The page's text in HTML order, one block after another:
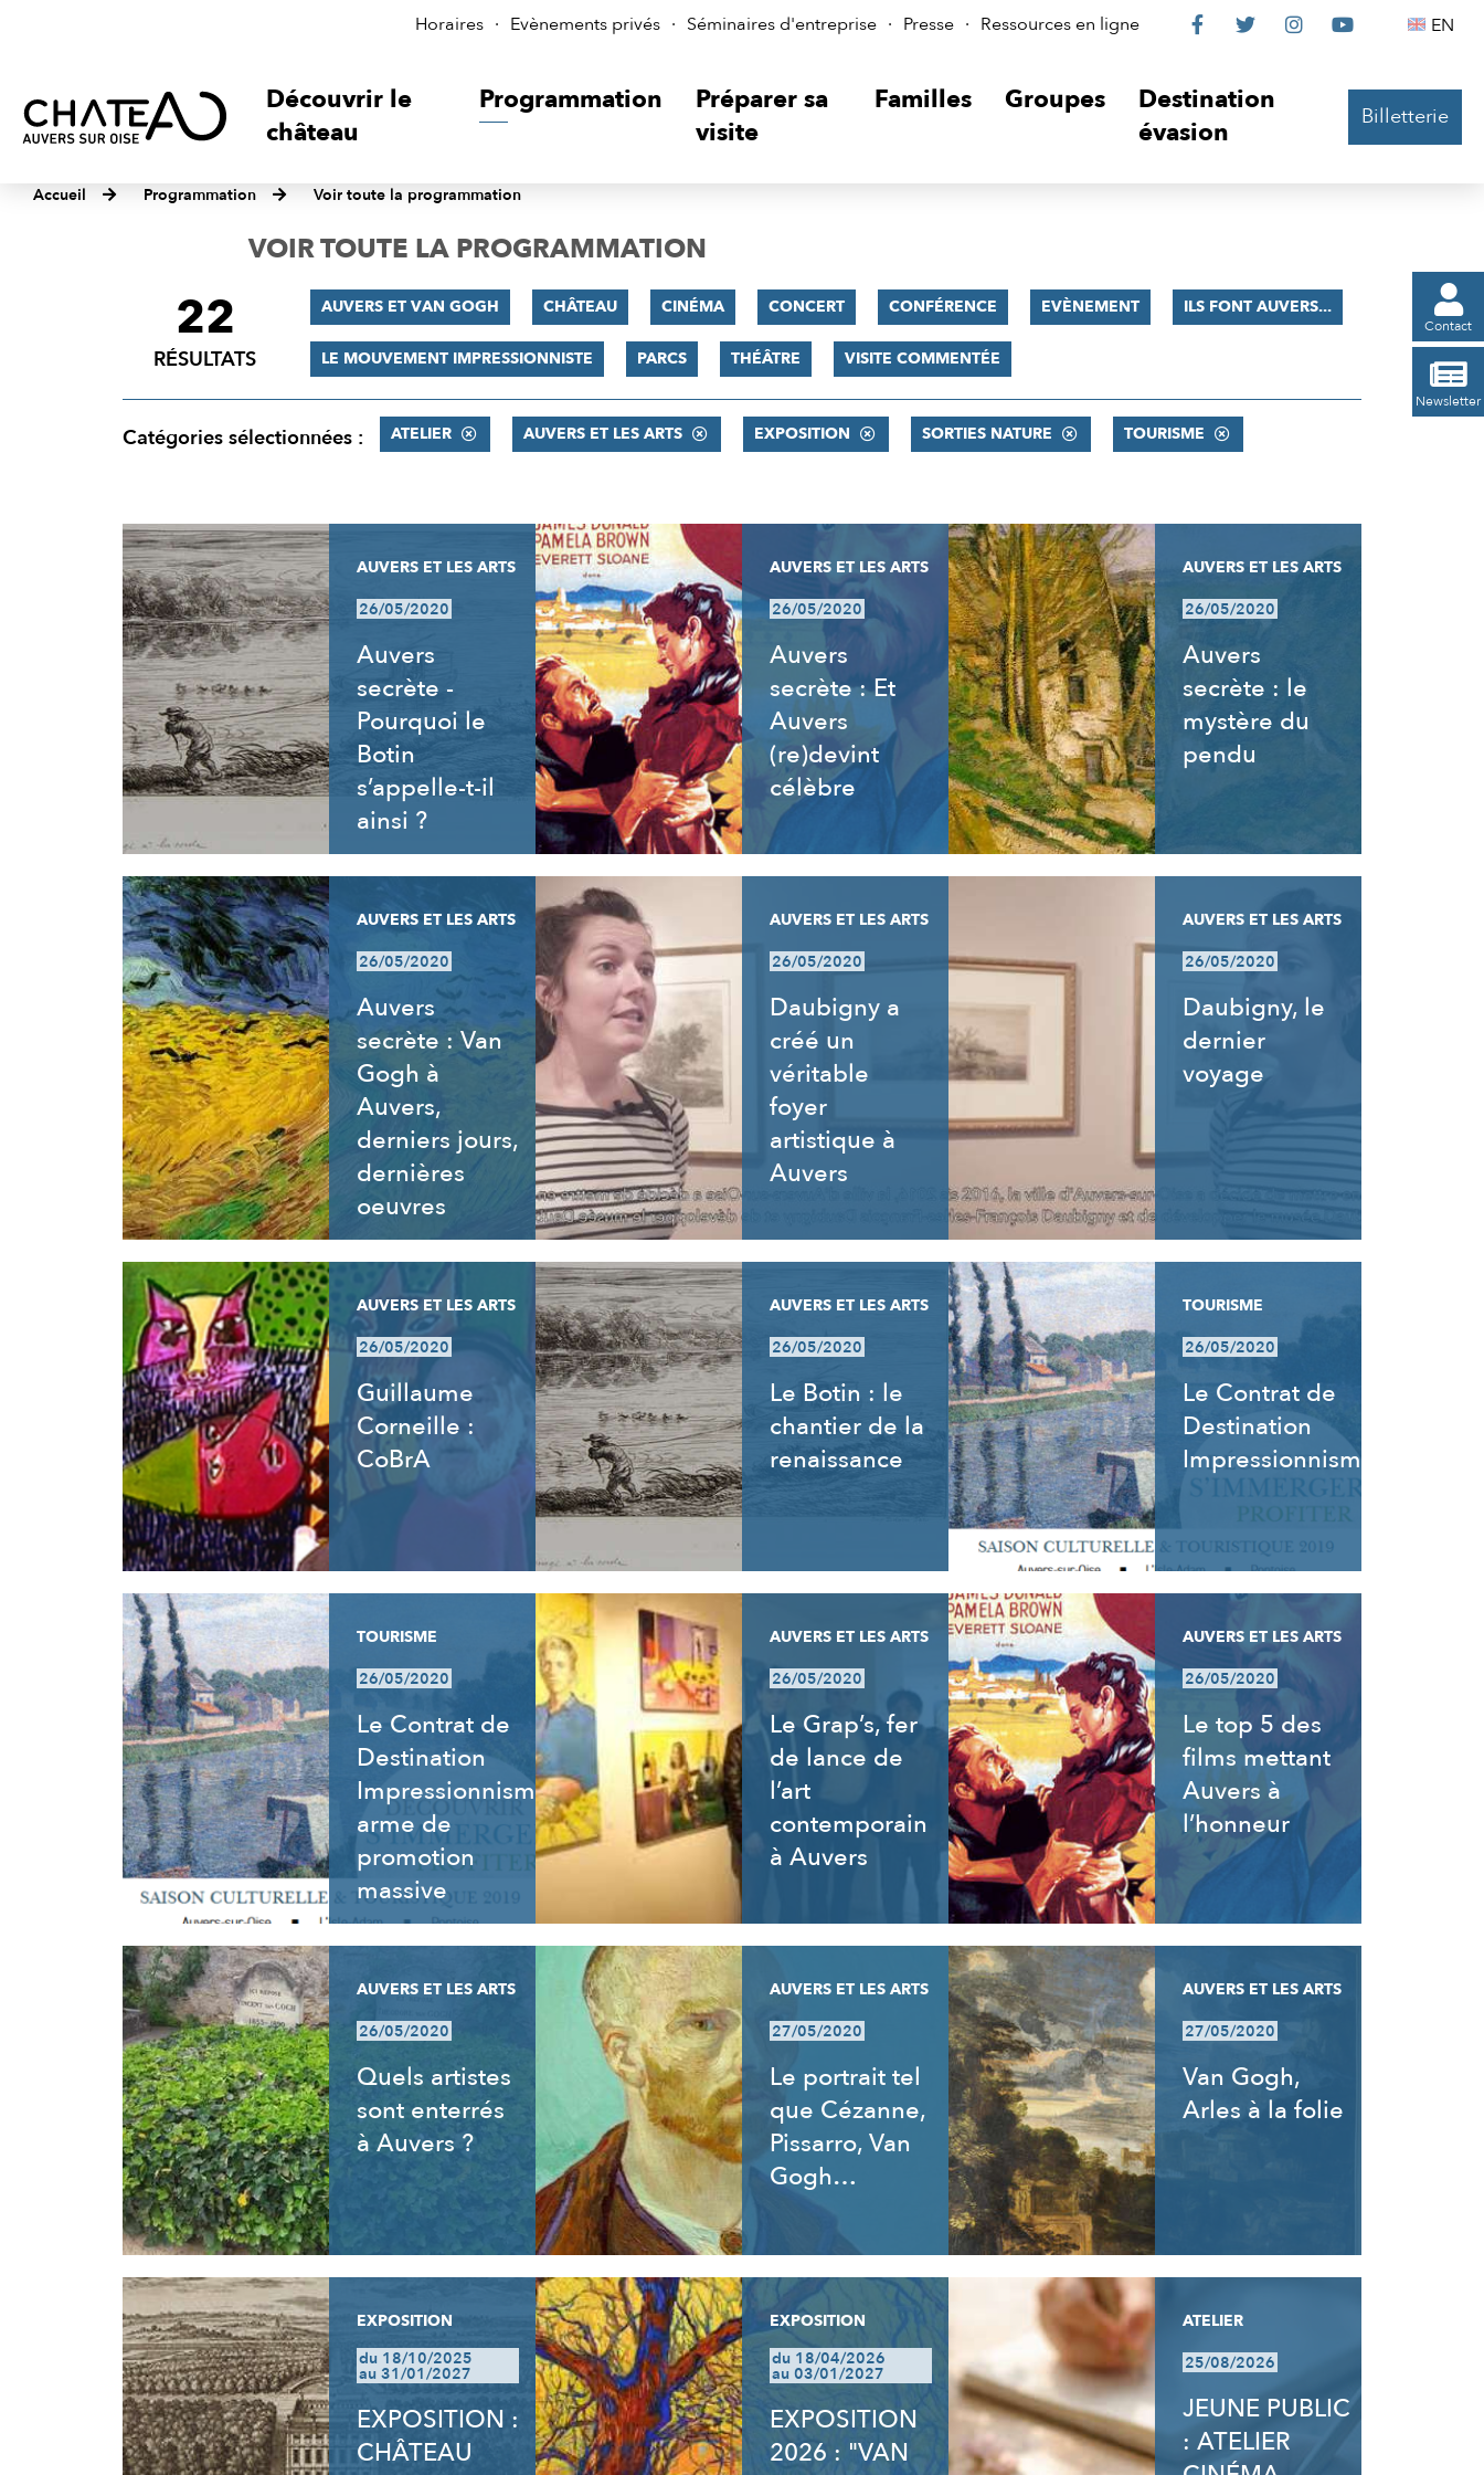
Horaires Evènements privés Séminaires d'entreprise Presse Ressources en ligne
Le
sur

Le

Le

Le
 EN
Découvrir le
château
Programmation
Préparer sa
visite
Familles Groupes
Destination
évasion
Billetterie
Accueil Programmation Voir toute la programmation

Contact

Newsletter
VOIR TOUTE LA PROGRAMMATION
FILTRER
RÉSULTATS
22
RÉSULTATS
AUVERS ET VAN GOGH CHÂTEAU CINÉMA CONCERT CONFÉRENCE EVÈNEMENT ILS FONT AUVERS...
LE MOUVEMENT IMPRESSIONNISTE PARCS THÉÂTRE VISITE COMMENTÉE
Catégories sélectionnées : ATELIER AUVERS ET LES ARTS EXPOSITION SORTIES NATURE TOURISME
RÉSULTATS
AUVERS ET LES ARTS
26/05/2020
Auvers
secrète -
Pourquoi le
Botin
s’appelle-t-il
ainsi ?
AUVERS ET LES ARTS
26/05/2020
Auvers
secrète : Et
Auvers
(re)devint
célèbre
AUVERS ET LES ARTS
26/05/2020
Auvers
secrète : le
mystère du
pendu
AUVERS ET LES ARTS
26/05/2020
Auvers
secrète : Van
Gogh à
Auvers,
derniers jours,
dernières
oeuvres
AUVERS ET LES ARTS
26/05/2020
Daubigny a
créé un
véritable
foyer
artistique à
Auvers
AUVERS ET LES ARTS
26/05/2020
Daubigny, le
dernier
voyage
AUVERS ET LES ARTS
26/05/2020
Guillaume
Corneille :
CoBrA
AUVERS ET LES ARTS
26/05/2020
Le Botin : le
chantier de la
renaissance
TOURISME
26/05/2020
Le Contrat de
Destination
Impressionnisme
TOURISME
26/05/2020
Le Contrat de
Destination
Impressionnisme,
arme de
promotion
massive
AUVERS ET LES ARTS
26/05/2020
Le Grap’s, fer
de lance de
l’art
contemporain
à Auvers
AUVERS ET LES ARTS
26/05/2020
Le top 5 des
films mettant
Auvers à
l’honneur
AUVERS ET LES ARTS
26/05/2020
Quels artistes
sont enterrés
à Auvers ?
AUVERS ET LES ARTS
27/05/2020
Le portrait tel
que Cézanne,
Pissarro, Van
Gogh…
AUVERS ET LES ARTS
27/05/2020
Van Gogh,
Arles à la folie
EXPOSITION
du 18/10/2025
au 31/01/2027
EXPOSITION :
CHÂTEAU
EXPOSITION
du 18/04/2026
au 03/01/2027
EXPOSITION
2026 : "VAN
ATELIER
25/08/2026
JEUNE PUBLIC
: ATELIER